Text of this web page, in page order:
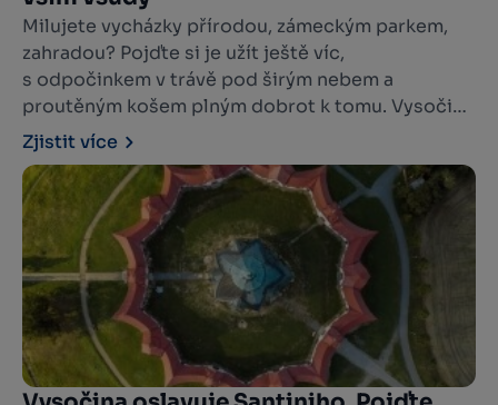
Milujete vycházky přírodou, zámeckým parkem,
zahradou? Pojďte si je užít ještě víc,
s odpočinkem v trávě pod širým nebem a
proutěným košem plným dobrot k tomu. Vysočina
nabízí místa, kde vás vybaví na ten pravý letní
piknik.
Zjistit více